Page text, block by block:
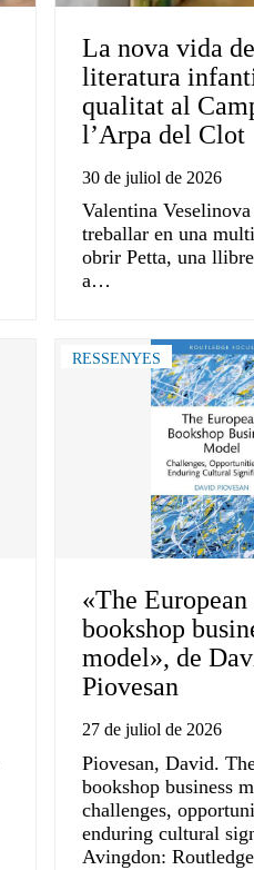
La nova vida
literatura
qualitat al
l’Arpa del Clot
30 de juliol de 2026
Valentina Veselinova
treballar en una
obrir Petta, una
a…
RESSENYES
«The European
bookshop
model», de
Piovesan
27 de juliol de 2026
Piovesan, David.
bookshop business
challenges,
enduring cultural
Avingdon: